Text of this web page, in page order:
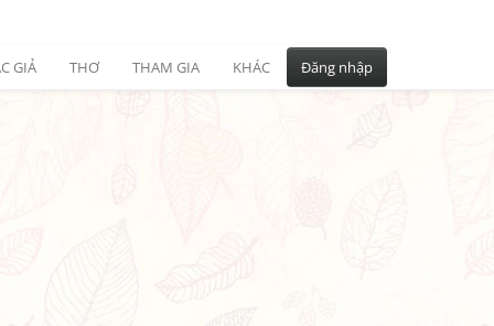
GIẢ THƠ THAM GIA KHÁC Đăng nhập